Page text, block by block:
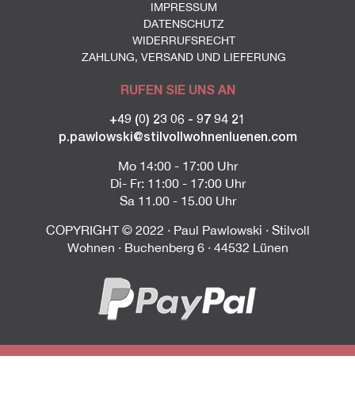
IMPRESSUM
DATENSCHUTZ
WIDERRUFSRECHT
ZAHLUNG, VERSAND UND LIEFERUNG
RUFEN SIE UNS AN
+49 (0) 23 06 - 97 94 21
p.pawlowski@stilvollwohnenluenen.com
Mo 14:00 - 17:00 Uhr
Di- Fr: 11:00 - 17:00 Uhr
Sa 11.00 - 15.00 Uhr
COPYRIGHT © 2022 · Paul Pawlowski · Stilvoll
Wohnen · Buchenberg 6 · 44532 Lünen